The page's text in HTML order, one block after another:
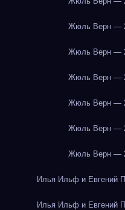
Жюль Верн —
Жюль Верн —
Жюль Верн —
Жюль Верн —
Жюль Верн —
Жюль Верн —
Илья Ильф и Евгений
Илья Ильф и Евгений